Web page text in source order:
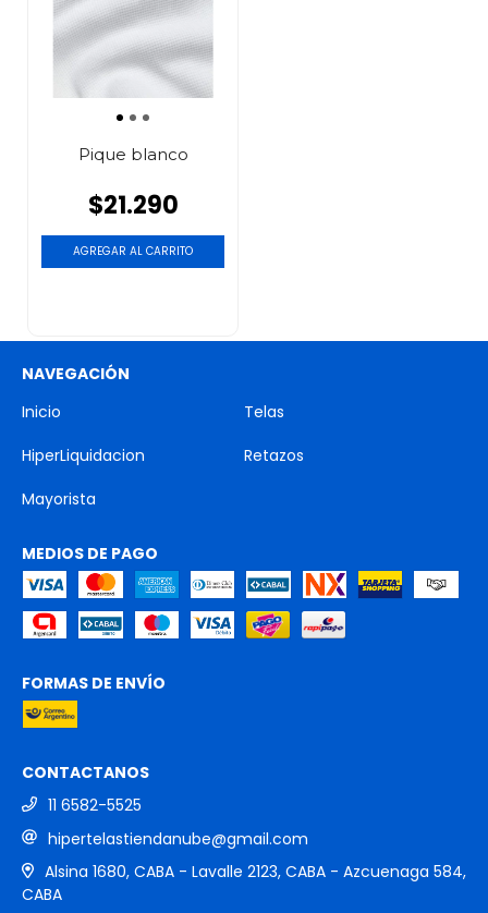
Pique blanco
$21.290
AGREGAR AL CARRITO
NAVEGACIÓN
Inicio
Telas
HiperLiquidacion
Retazos
Mayorista
MEDIOS DE PAGO
FORMAS DE ENVÍO
CONTACTANOS
11 6582-5525
hipertelastiendanube@gmail.com
Alsina 1680, CABA - Lavalle 2123, CABA - Azcuenaga 584,
CABA